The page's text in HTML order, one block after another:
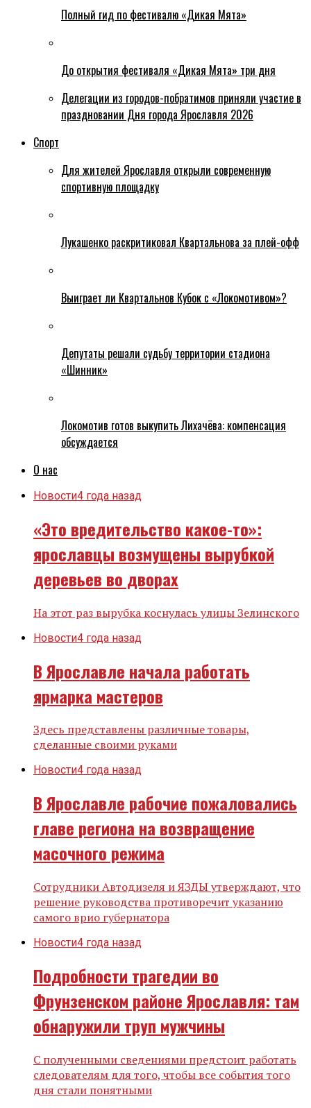
Полный гид по фестивалю «Дикая Мята»
До открытия фестиваля «Дикая Мята» три дня
Делегации из городов-побратимов приняли участие в
праздновании Дня города Ярославля 2026
Спорт
Для жителей Ярославля открыли современную
спортивную площадку
Лукашенко раскритиковал Квартальнова за плей-офф
Выиграет ли Квартальнов Кубок с «Локомотивом»?
Депутаты решали судьбу территории стадиона
«Шинник»
Локомотив готов выкупить Лихачёва: компенсация
обсуждается
О нас
Новости4 года назад
«Это вредительство какое-то»:
ярославцы возмущены вырубкой
деревьев во дворах
На этот раз вырубка коснулась улицы Зелинского
Новости4 года назад
В Ярославле начала работать
ярмарка мастеров
Здесь представлены различные товары,
сделанные своими руками
Новости4 года назад
В Ярославле рабочие пожаловались
главе региона на возвращение
масочного режима
Сотрудники Автодизеля и ЯЗДЫ утверждают, что
решение руководства противоречит указанию
самого врио губернатора
Новости4 года назад
Подробности трагедии во
Фрунзенском районе Ярославля: там
обнаружили труп мужчины
C полученными сведениями предстоит работать
следователям для того, чтобы все события того
дня стали понятными